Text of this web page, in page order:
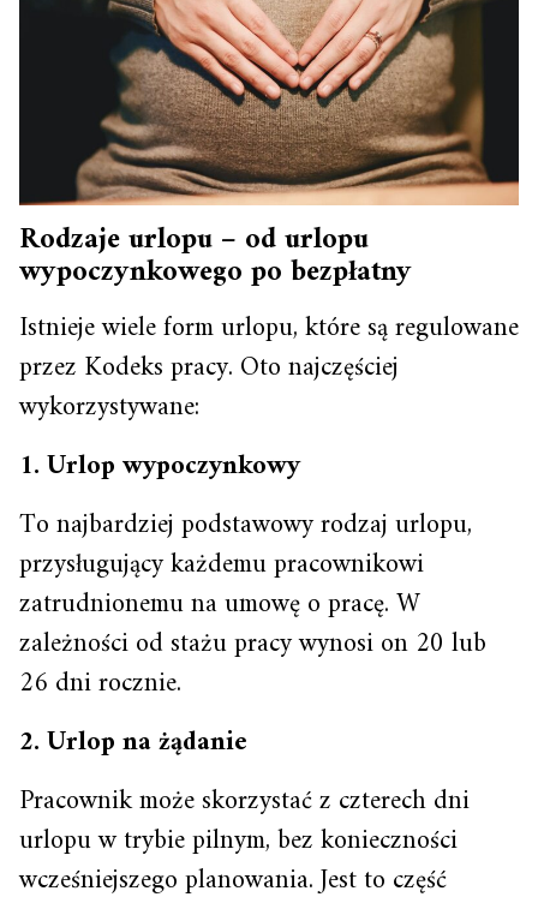
Rodzaje urlopu – od urlopu
wypoczynkowego po bezpłatny
Istnieje wiele form urlopu, które są regulowane
przez Kodeks pracy. Oto najczęściej
wykorzystywane:
1. Urlop wypoczynkowy
To najbardziej podstawowy rodzaj urlopu,
przysługujący każdemu pracownikowi
zatrudnionemu na umowę o pracę. W
zależności od stażu pracy wynosi on 20 lub
26 dni rocznie.
2. Urlop na żądanie
Pracownik może skorzystać z czterech dni
urlopu w trybie pilnym, bez konieczności
wcześniejszego planowania. Jest to część